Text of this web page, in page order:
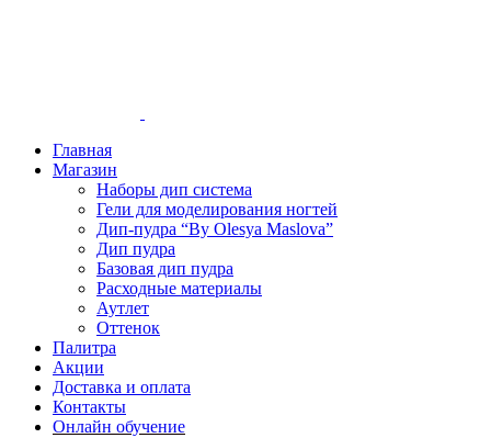
Главная
Магазин
Наборы дип система
Гели для моделирования ногтей
Дип-пудра “By Olesya Maslova”
Дип пудра
Базовая дип пудра
Расходные материалы
Аутлет
Оттенок
Палитра
Акции
Доставка и оплата
Контакты
Онлайн обучение